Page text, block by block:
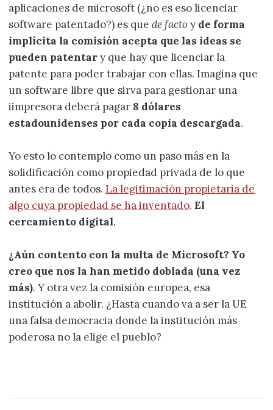
aplicaciones de microsoft (¿no es eso licenciar
software patentado?) es quede facto y de forma
implícita la comisión acepta que las ideas se
pueden patentary que hay que licenciar la
patente para poder trabajar con ellas. Imagina que
un software libre que sirva para gestionar una
iimpresora deberá pagar 8 dólares
estadounidenses por cada copia descargada.
Yo esto lo contemplo como un paso más en la
solidificación como propiedad privada de lo que
antes era de todos.La legitimación propietaria de
algo cuya propiedad se ha inventado.El
cercamiento digital.
¿Aún contento con la multa de Microsoft? Yo
creo que nos la han metido doblada (una vez
más). Y otra vez la comisión europea, esa
institución a abolir. ¿Hasta cuando va a ser la UE
una falsa democracia donde la institución más
poderosa no la elige el pueblo?